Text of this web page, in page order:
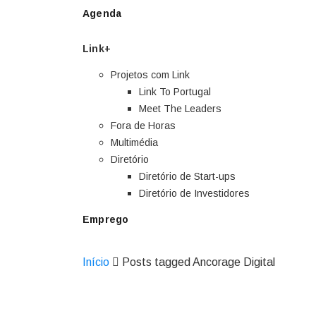
Agenda
Link+
Projetos com Link
Link To Portugal
Meet The Leaders
Fora de Horas
Multimédia
Diretório
Diretório de Start-ups
Diretório de Investidores
Emprego
Início Posts tagged Ancorage Digital